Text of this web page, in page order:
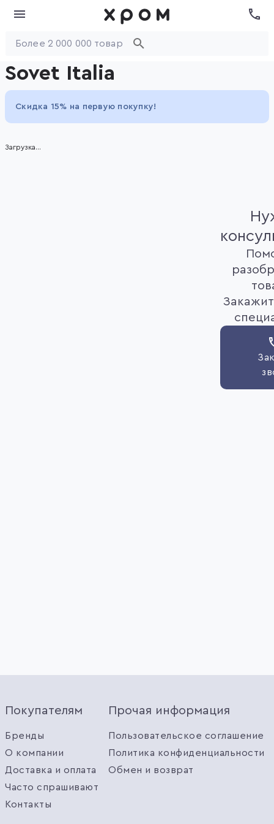
Sovet Italia
Скидка 15% на первую покупку!
Загрузка...
Покупателям
Бренды
О компании
Доставка и оплата
Часто спрашивают
Контакты
Прочая информация
Пользовательское соглашение
Политика конфиденциальности
Обмен и возврат